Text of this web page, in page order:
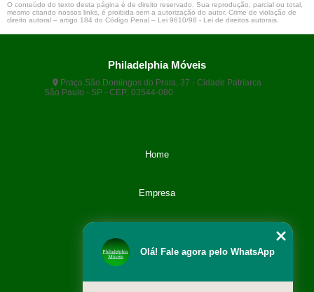
O conteúdo do texto desta página é de direito reservado. Sua reprodução, parcial ou total,
mesmo citando nossos links, é proibida sem a autorização do autor. Crime de violação de
direito autoral – artigo 184 do Código Penal – Lei 9610/98 - Lei de direitos autorais.
Philadelphia Móveis
Praça São Domingos do Prata, 37 - Cidade Patriarca
São Paulo - SP - CEP: 03544-080
Home
Empresa
Olá! Fale agora pelo WhatsApp